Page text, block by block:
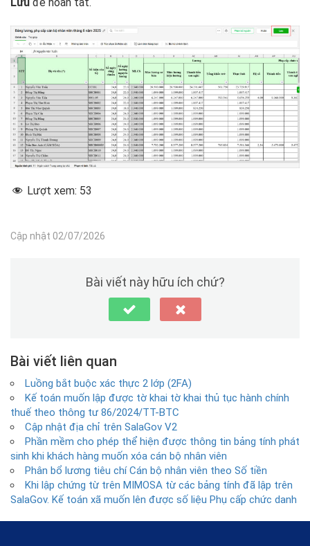
Lượt xem: 53
Cập nhật 02/07/2026
Bài viết này hữu ích chứ?
Bài viết liên quan
Luồng bắt buộc xác thực 2 lớp (2FA)
Kế toán muốn lập được tờ khai tờ khai thủ tục hành chính
thuế theo thông tư 86/2024/TT-BTC
Cập nhật địa chỉ trên SalaGov V2
Phần mềm cho phép thể hiện được thông tin bảng tính phát
sinh khi khách hàng muốn xóa cán bộ nhân viên
Phân bổ lương tiêu chí Cán bộ nhân viên theo Số tiền
Khi lập chứng từ trên MIMOSA từ các bảng tính đã lập trên
SalaGov. Kế toán xã muốn lên được số liệu Phụ cấp chức danh